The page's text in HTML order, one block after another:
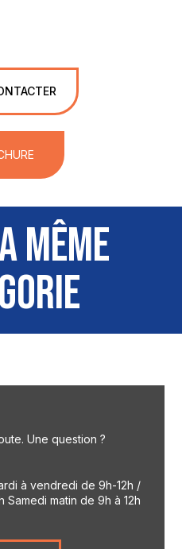
MÊME
Une question ?
à vendredi de 9h-12h /
Samedi matin de 9h à 12h